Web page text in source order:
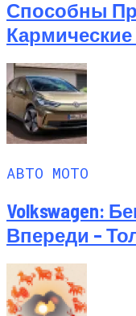
Способны
АВТО МОТО
Volkswagen:
Впереди –